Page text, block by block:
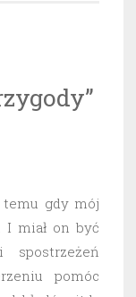
temu gdy mój
I miał on być
pomóc